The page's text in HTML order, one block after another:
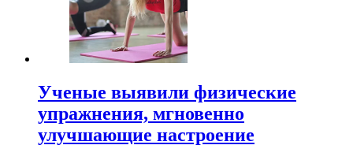
Ученые выявили физические
упражнения, мгновенно
улучшающие настроение